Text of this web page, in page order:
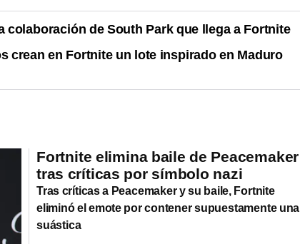
colaboración de South Park que llega a Fortnite
crean en Fortnite un lote inspirado en Maduro
Fortnite elimina baile de Peacemaker
tras críticas por símbolo nazi
Tras críticas a Peacemaker y su baile, Fortnite
eliminó el emote por contener supuestamente una
suástica